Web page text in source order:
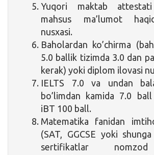
Yuqori maktab
mahsus ma’lumot
nusxasi.
Baholardan ko’chirma
5.0 ballik tizimda 3.0 dan
kerak) yoki diplom ilovasi
IELTS 7.0 va undan
bo’limdan kamida 7.0
iBT 100 ball.
Matematika fanidan
(SAT, GGCSE yoki
sertifikatlar